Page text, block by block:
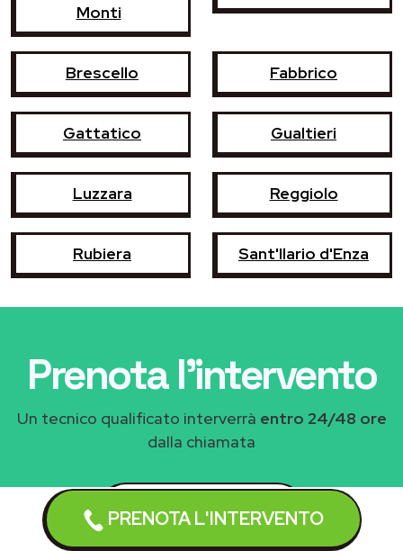
PRENOTA L'INTERVENTO
Monti
Brescello Fabbrico
Gattatico Gualtieri
Luzzara Reggiolo
Rubiera Sant'Ilario d'Enza
Prenota l'intervento
Un tecnico qualificato interverrà entro 24/48 ore
dalla chiamata
3486102520